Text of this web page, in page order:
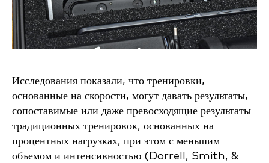
Исследования показали, что тренировки,
основанные на скорости, могут давать результаты,
сопоставимые или даже превосходящие результаты
традиционных тренировок, основанных на
процентных нагрузках, при этом с меньшим
объемом и интенсивностью (Dorrell, Smith, &